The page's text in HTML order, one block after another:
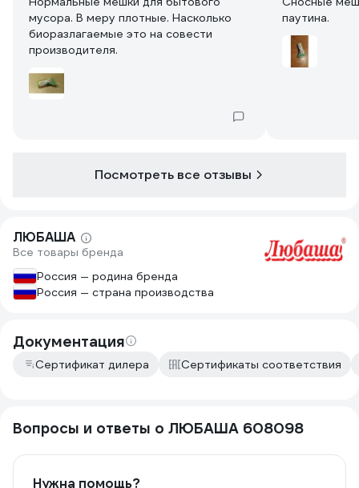
мусора. В меру плотные. Насколько
биоразлагаемые это на совести
производителя.
паутина.
Посмотреть все отзывы
ЛЮБАША
Все товары бренда
Россия — родина бренда
Россия — страна производства
Документация
Сертификат дилера Сертификаты соответствия
Вопросы и ответы о ЛЮБАША 608098
Нужна помощь?